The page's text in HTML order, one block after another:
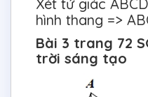
Xét tứ giác
hình thang =>
Bài 3 trang 72
trời sáng tạo